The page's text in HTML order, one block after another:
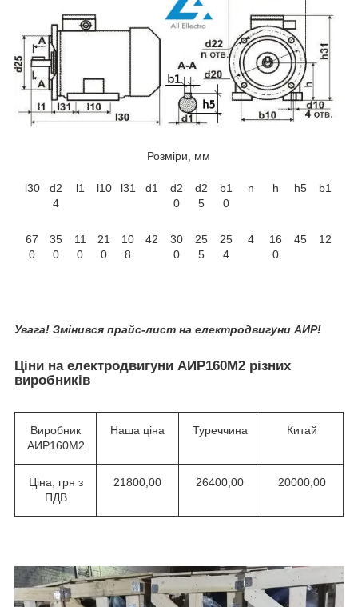
Розміри, мм
l30
d2
4
l1 l10 l31 d1
d2
0
d2
5
b1
0
n h h5 b1
67
0
35
0
11
0
21
0
10
8
42
30
0
25
5
25
4
4
16
0
45 12
Увага! Змінився прайс-лист на електродвигуни АИР!
Ціни на електродвигуни АИР160М2 різних
виробників
Виробник
АИР160М2
Наша ціна Туреччина Китай
Ціна, грн з
ПДВ
21800,00 26400,00 20000,00